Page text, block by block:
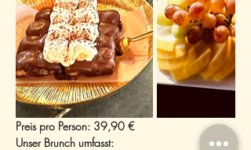
Preis pro Person: 39,90 €
Unser Brunch umfasst: